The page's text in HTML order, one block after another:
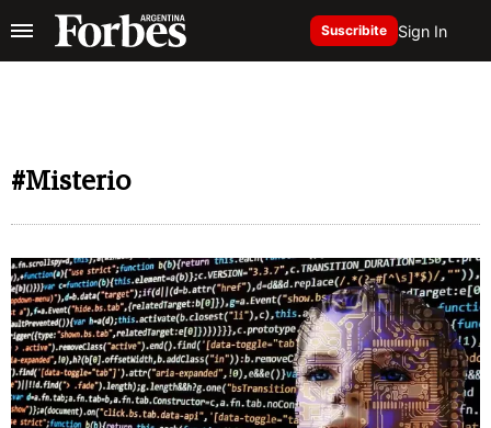
Suscribite Sign In
#Misterio